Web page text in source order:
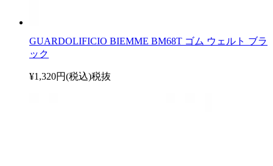
GUARDOLIFICIO BIEMME BM68T ゴム ウェルト ブラ
ック
¥1,320円(税込)税抜